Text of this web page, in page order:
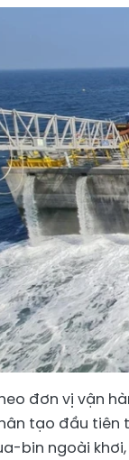
đơn vị vận
tạo đầu tiên
bin ngoài